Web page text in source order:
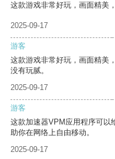
这款游戏非常好玩，画面精美
2025-09-17
游客
这款游戏非常好玩，画面精美
没有玩腻。
2025-09-17
游客
这款加速器VPM应用程序可以
助你在网络上自由移动。
2025-09-17